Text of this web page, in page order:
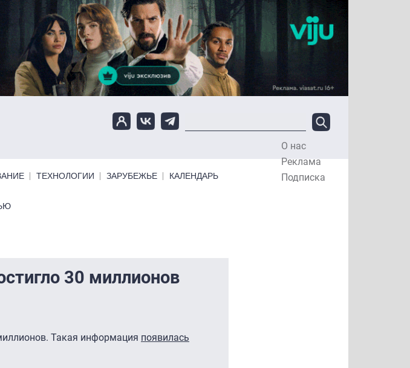
О нас
Реклама
Подписка
ТЕХНОЛОГИИ ЗАРУБЕЖЬЕ КАЛЕНДАРЬ
30 миллионов
Такая информация появилась